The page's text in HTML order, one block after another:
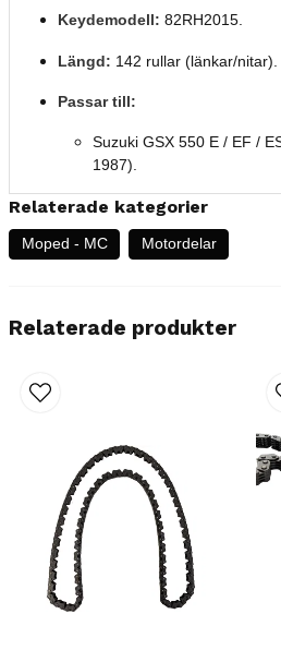
Keydemodell: 82RH2015.
Längd: 142 rullar (länkar/nitar).
Passar till:
Suzuki GSX 550 E / EF /
1987).
Relaterade kategorier
Moped - MC Motordelar
Relaterade produkter